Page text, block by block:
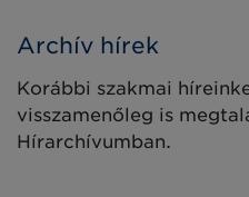
Archív hírek
Korábbi szakmai
visszamenőleg is
Hírarchívumban.